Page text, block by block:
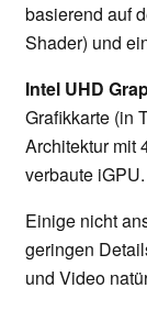
basierend auf
Shader) und
Intel UHD
Grafikkarte (in
Architektur mit
verbaute iGPU.
Einige nicht
geringen
und Video